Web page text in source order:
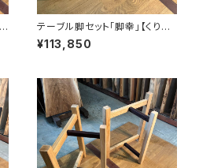
テーブル脚セット「脚幸」【くり＆
キハダ＆カリン＆ウェンジ】【オイ
ル塗装 仕上げ済み】
¥113,850